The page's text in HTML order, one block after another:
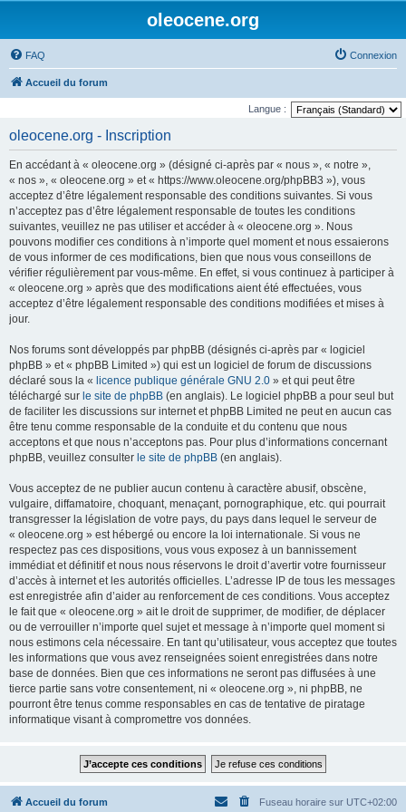
oleocene.org
FAQ Connexion
Accueil du forum
Langue :
oleocene.org - Inscription
En accédant à « oleocene.org » (désigné ci-après par « nous », « notre »,
« nos », « oleocene.org » et « https://www.oleocene.org/phpBB3 »), vous
acceptez d’être légalement responsable des conditions suivantes. Si vous
n’acceptez pas d’être légalement responsable de toutes les conditions
suivantes, veuillez ne pas utiliser et accéder à « oleocene.org ». Nous
pouvons modifier ces conditions à n’importe quel moment et nous essaierons
de vous informer de ces modifications, bien que nous vous conseillons de
vérifier régulièrement par vous-même. En effet, si vous continuez à participer à
« oleocene.org » après que des modifications aient été effectuées, vous
acceptez d’être légalement responsable des conditions modifiées et mises à
jour.
Nos forums sont développés par phpBB (désignés ci-après par « logiciel
phpBB » et « phpBB Limited ») qui est un logiciel de forum de discussions
déclaré sous la « licence publique générale GNU 2.0 » et qui peut être
téléchargé sur le site de phpBB (en anglais). Le logiciel phpBB a pour seul but
de faciliter les discussions sur internet et phpBB Limited ne peut en aucun cas
être tenu comme responsable de la conduite et du contenu que nous
acceptons et que nous n’acceptons pas. Pour plus d’informations concernant
phpBB, veuillez consulter le site de phpBB (en anglais).
Vous acceptez de ne publier aucun contenu à caractère abusif, obscène,
vulgaire, diffamatoire, choquant, menaçant, pornographique, etc. qui pourrait
transgresser la législation de votre pays, du pays dans lequel le serveur de
« oleocene.org » est hébergé ou encore la loi internationale. Si vous ne
respectez pas ces dispositions, vous vous exposez à un bannissement
immédiat et définitif et nous nous réservons le droit d’avertir votre fournisseur
d’accès à internet et les autorités officielles. L’adresse IP de tous les messages
est enregistrée afin d’aider au renforcement de ces conditions. Vous acceptez
le fait que « oleocene.org » ait le droit de supprimer, de modifier, de déplacer
ou de verrouiller n’importe quel sujet et message à n’importe quel moment si
nous estimons cela nécessaire. En tant qu’utilisateur, vous acceptez que toutes
les informations que vous avez renseignées soient enregistrées dans notre
base de données. Bien que ces informations ne seront pas diffusées à une
tierce partie sans votre consentement, ni « oleocene.org », ni phpBB, ne
pourront être tenus comme responsables en cas de tentative de piratage
informatique visant à compromettre vos données.
Accueil du forum Fuseau horaire sur UTC+02:00